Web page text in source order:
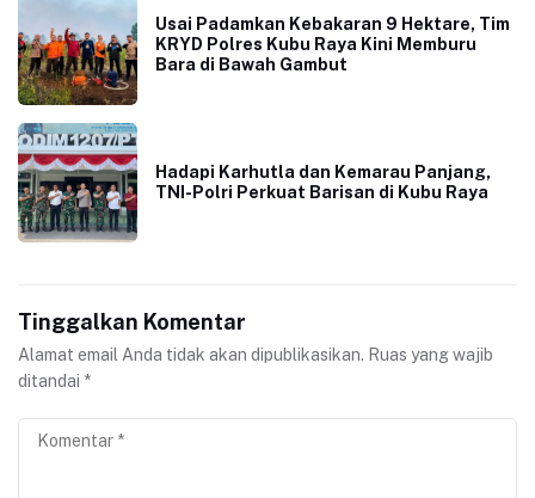
Usai Padamkan Kebakaran 9 Hektare, Tim
KRYD Polres Kubu Raya Kini Memburu
Bara di Bawah Gambut
Hadapi Karhutla dan Kemarau Panjang,
TNI-Polri Perkuat Barisan di Kubu Raya
Tinggalkan Komentar
Alamat email Anda tidak akan dipublikasikan. Ruas yang wajib
ditandai *